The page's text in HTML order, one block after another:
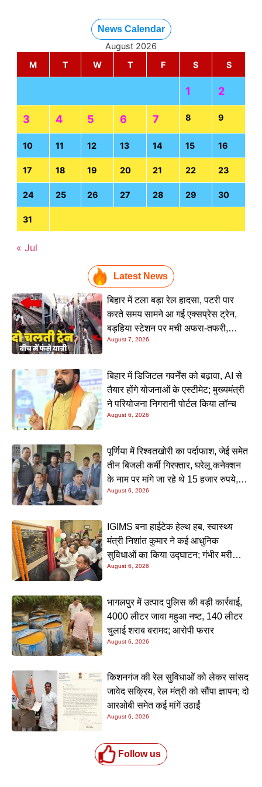
News Calendar
August 2026
M
T W T F S S
1 2
3 4 5 6 7 8 9
10 11 12 13 14 15 16
17 18 19 20 21 22 23
24 25 26 27 28 29 30
31
« Jul
Latest News
बिहार में टला बड़ा रेल हादसा, पटरी पार
करते समय सामने आ गई एक्सप्रेस ट्रेन,
बड़हिया स्टेशन पर मची अफरा-तफरी,
यात्रियों की लापरवाही आई सामने
August 7, 2026
बिहार में डिजिटल गवर्नेंस को बढ़ावा, AI से
तैयार होंगे योजनाओं के एस्टीमेट; मुख्यमंत्री
ने परियोजना निगरानी पोर्टल किया लॉन्च
August 6, 2026
पूर्णिया में रिश्वतखोरी का पर्दाफाश, जेई समेत
तीन बिजली कर्मी गिरफ्तार, घरेलू कनेक्शन
के नाम पर मांगे जा रहे थे 15 हजार रुपये,
निगरानी टीम ने रंगे हाथ पकड़ा
August 6, 2026
IGIMS बना हाईटेक हेल्थ हब, स्वास्थ्य
मंत्री निशांत कुमार ने कई आधुनिक
सुविधाओं का किया उद्घाटन; गंभीर मरीजों
के इलाज में आएगा बड़ा सुधार
August 6, 2026
भागलपुर में उत्पाद पुलिस की बड़ी कार्रवाई,
4000 लीटर जावा महुआ नष्ट, 140 लीटर
चुलाई शराब बरामद; आरोपी फरार
August 6, 2026
किशनगंज की रेल सुविधाओं को लेकर सांसद
जावेद सक्रिय, रेल मंत्री को सौंपा ज्ञापन; दो
आरओबी समेत कई मांगें उठाईं
August 6, 2026
Follow us